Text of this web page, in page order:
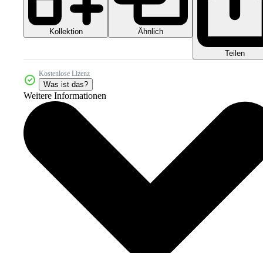
Kollektion Ähnlich
Teilen
Kostenlose Lizenz
Was ist das?
Weitere Informationen